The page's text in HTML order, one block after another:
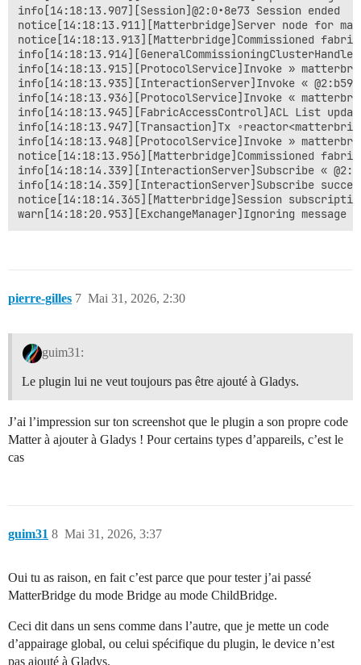
info[14:18:13.907][Session]@2:0•8e73 Session ended
notice[14:18:13.911][Matterbridge]Server node for
notice[14:18:13.913][Matterbridge]Commissioned
info[14:18:13.915][ProtocolService]Invoke »
info[14:18:13.935][InteractionServer]Invoke «
info[14:18:13.936][ProtocolService]Invoke «
info[14:18:13.945][FabricAccessControl]ACL List
info[14:18:13.947][Transaction]Tx ◦reactor<matterbridg
info[14:18:13.948][ProtocolService]Invoke »
notice[14:18:13.956][Matterbridge]Commissioned
info[14:18:14.339][InteractionServer]Subscribe «
info[14:18:14.359][InteractionServer]Subscribe
notice[14:18:14.365][Matterbridge]Session
pierre-gilles Mai 31, 2026, 2:30
7
guim31:
Le plugin lui ne veut toujours pas être ajouté à Gladys.
J’ai l’impression sur ton screenshot que le plugin a son propre code
Matter à ajouter à Gladys ! Pour certains types d’appareils, c’est le
cas
guim31 Mai 31, 2026, 3:37
8
Oui tu as raison, en fait c’est parce que pour tester j’ai passé
MatterBridge du mode Bridge au mode ChildBridge.
Ceci dit dans un sens comme dans l’autre, que je mette un code
d’appairage global, ou celui spécifique du plugin, le device n’est
pas ajouté à Gladys.